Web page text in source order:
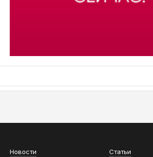
Новости
Статьи